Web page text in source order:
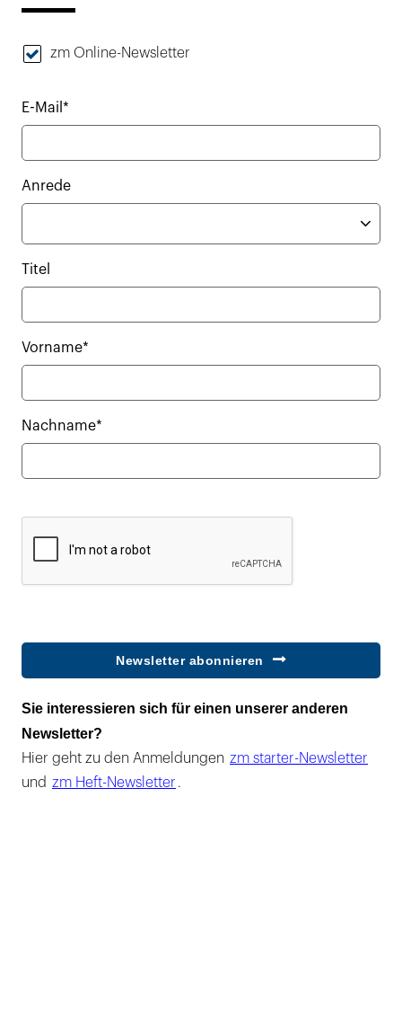
zm Online-Newsletter
E-Mail*
Anrede
Titel
Vorname*
Nachname*
Newsletter abonnieren
Sie interessieren sich für einen unserer anderen
Newsletter?
Hier geht zu den Anmeldungen zm starter-Newsletter
und zm Heft-Newsletter .